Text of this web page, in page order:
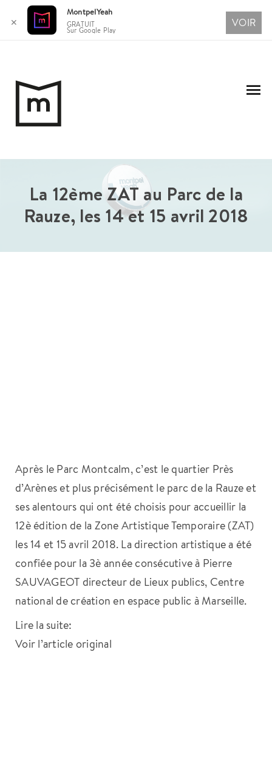
contenu
La 12ème ZAT au Parc de la
Rauze, les 14 et 15 avril 2018
Après le Parc Montcalm, c’est le quartier Près
d’Arènes et plus précisément le parc de la Rauze et
ses alentours qui ont été choisis pour accueillir la
12è édition de la Zone Artistique Temporaire (ZAT)
les 14 et 15 avril 2018. La direction artistique a été
confiée pour la 3è année consécutive à Pierre
SAUVAGEOT directeur de Lieux publics, Centre
national de création en espace public à Marseille.
Lire la suite:
Voir l’article original
✕
MontpelYeah
GRATUIT
Sur Google Play
VOIR